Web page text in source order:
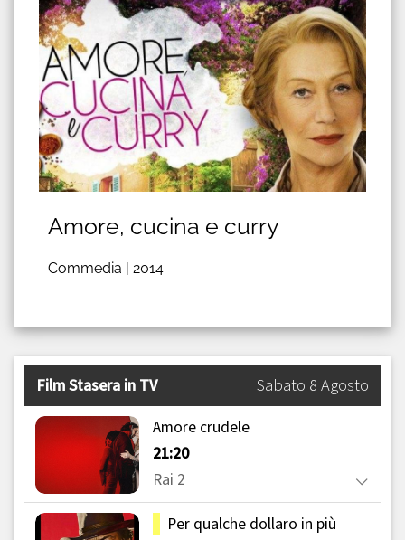
Amore, cucina e curry
Commedia | 2014